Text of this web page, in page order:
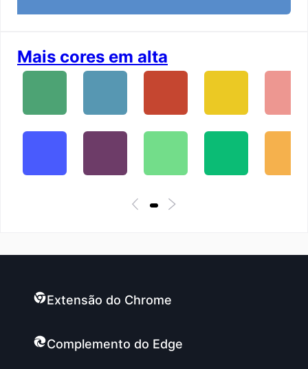
Mais cores em alta
Extensão do Chrome
Complemento do Edge